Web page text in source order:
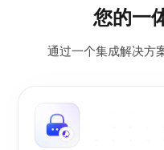
您的一
通过一个集成解决方